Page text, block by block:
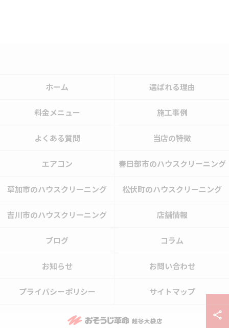
ホーム 選ばれる理由
料金メニュー 施工事例
よくある質問 当店の特徴
エアコン 春日部市のハウスクリーニング
草加市のハウスクリーニング 松伏町のハウスクリーニング
吉川市のハウスクリーニング 店舗情報
ブログ コラム
お知らせ お問い合わせ
プライバシーポリシー サイトマップ